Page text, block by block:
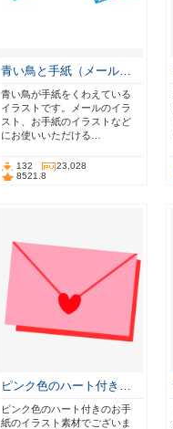
青い鳥と手紙（メール…
青い鳥が手紙をくわえている
イラストです。メールのイラ
スト、お手紙のイラストなど
にお使いいただける…
132
23,028
8521.8
ピンク色のハート付き…
ピンク色のハート付きのお手
紙のイラスト素材でございま